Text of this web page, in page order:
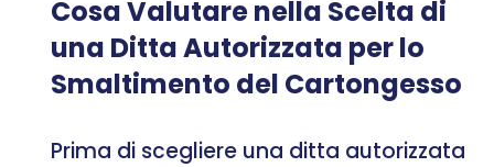
Cosa Valutare nella Scelta di
una Ditta Autorizzata per lo
Smaltimento del Cartongesso
Prima di scegliere una ditta autorizzata